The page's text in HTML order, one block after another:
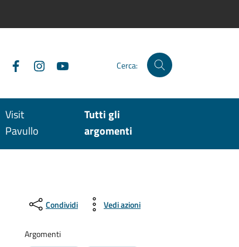
FacebookInstagram Cerca:
Visit
Pavullo
Tutti gli
argomenti
Condividi Vedi azioni
Argomenti